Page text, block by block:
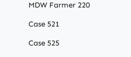
MDW Farmer 220
Case 521
Case 525